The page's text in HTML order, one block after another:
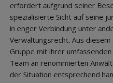
erfordert aufgrund seiner
spezialisierte Sicht auf seine
in enger Verbindung unter
Verwaltungsrecht. Aus
Gruppe mit ihrer
Team an renommierten
der Situation entsprechend